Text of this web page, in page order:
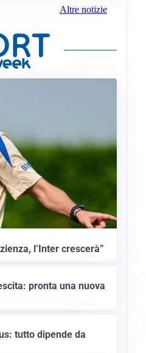
Altre notizie
l’Inter crescerà”
pronta una nuova
tutto dipende da